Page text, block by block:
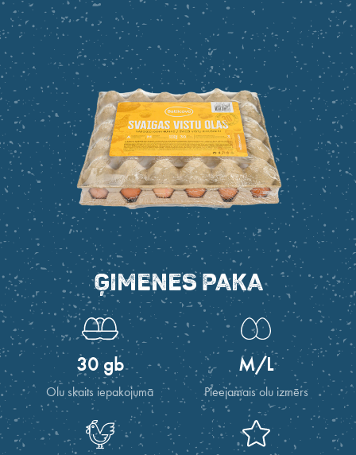
ĢIMENES PAKA
30 gb
Olu skaits iepakojumā
M/L
Pieejamais olu izmērs